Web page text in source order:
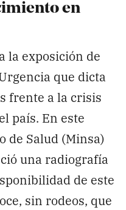
en
la exposición de
que dicta
frente a la crisis
país. En este
de Salud (Minsa)
una radiografía
de este
sin rodeos, que